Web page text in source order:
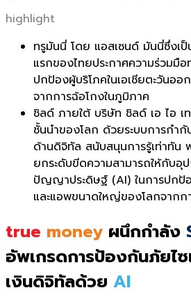
highlight
ทรูมันนี่ โดย แอสเซนด์ มันนี่ซึ่งเ
แรกของไทยประกาศความร่วมมือ
ปกป้องผู้บริโภคในเอเชียตะวันอ
จากการฉ้อโกงในภูมิภาค
ชิลด์ ภายใต้ บริษัท ชิลด์ เอ ไอ เ
ชั้นนำของโลก ด้วยระบบการกำกั
ด้านดิจิทัล สนับสนุนการรู้เท่าทัน
ยกระดับขีดความสามารถให้กับ
ปัญญาประดิษฐ์ (AI) ในการปก
และแอพขนาดใหญ่ของโลกจากก
true money ผนึกกำลัง
อัพเกรดการป้องกันภัยไซ
เงินดิจิทัลด้วย AI